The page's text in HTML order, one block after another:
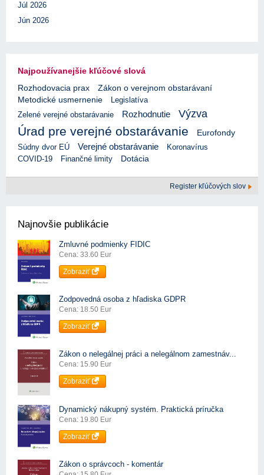
Júl 2026
Jún 2026
Najpoužívanejšie kľúčové slová
Rozhodovacia prax
Zákon o verejnom obstarávaní
Metodické usmernenie
Legislatíva
Zelené verejné obstarávanie
Rozhodnutie Výzva
Úrad pre verejné obstarávanie Eurofondy
Súdny dvor EÚ Verejné obstarávanie
Koronavírus
COVID-19
Finančné limity Dotácia
Register kľúčových slov
Najnovšie publikácie
Zmluvné podmienky FIDIC
Cena: 33.60 Eur
Zobraziť
Zodpovedná osoba z hľadiska GDPR
Cena: 18.50 Eur
Zobraziť
Zákon o nelegálnej práci a nelegálnom zamestnáv...
Cena: 15.90 Eur
Zobraziť
Dynamický nákupný systém. Praktická príručka
Cena: 19.80 Eur
Zobraziť
Zákon o správcoch - komentár